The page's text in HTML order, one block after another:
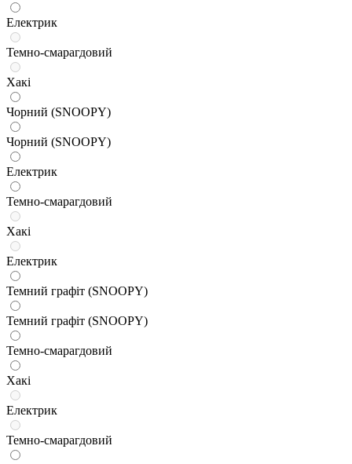
Електрик
Темно-смарагдовий
Хакі
Чорний (SNOOPY)
Чорний (SNOOPY)
Електрик
Темно-смарагдовий
Хакі
Електрик
Темний графіт (SNOOPY)
Темний графіт (SNOOPY)
Темно-смарагдовий
Хакі
Електрик
Темно-смарагдовий